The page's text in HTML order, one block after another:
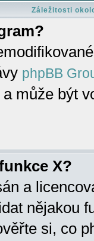
Záležitosti
phpBB
může být
X?
a
nějakou
si, co